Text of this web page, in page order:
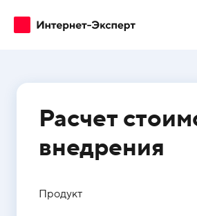
Разработка
Аудиты
Поддержка
Расчет
внедрения
Продукт